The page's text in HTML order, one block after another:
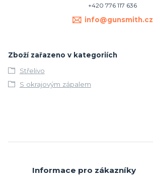
+420 776 117 636
info@gunsmith.cz
Zboží zařazeno v kategoriích
Střelivo
S okrajovým zápalem
Informace pro zákazníky